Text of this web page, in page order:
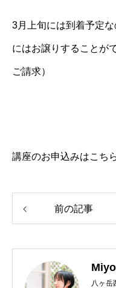
3月上旬には到着予定
にはお譲りすることが
ご請求）
講座のお申込みはこち
前の記事
Miyo
八ヶ岳